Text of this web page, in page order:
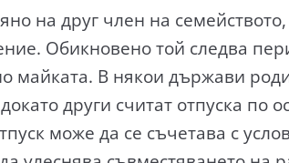
на друг член на
Обикновено той следва
В някои държави
други считат отпуска по
може да се съчетава с